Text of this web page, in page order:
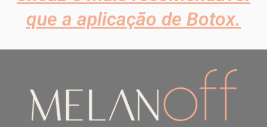
que a aplicação de Botox.